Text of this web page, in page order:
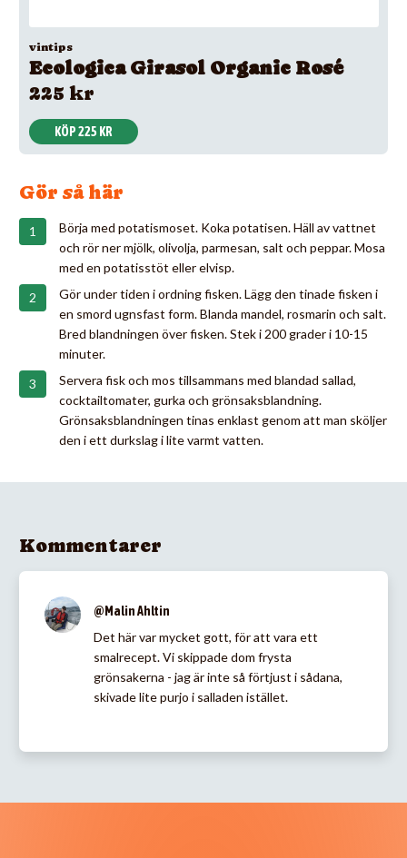
vintips
Ecologica Girasol Organic Rosé
225 kr
KÖP 225 KR
Gör så här
Börja med potatismoset. Koka potatisen. Häll av vattnet
och rör ner mjölk, olivolja, parmesan, salt och peppar. Mosa
med en potatisstöt eller elvisp.
Gör under tiden i ordning fisken. Lägg den tinade fisken i
en smord ugnsfast form. Blanda mandel, rosmarin och salt.
Bred blandningen över fisken. Stek i 200 grader i 10-15
minuter.
Servera fisk och mos tillsammans med blandad sallad,
cocktailtomater, gurka och grönsaksblandning.
Grönsaksblandningen tinas enklast genom att man sköljer
den i ett durkslag i lite varmt vatten.
Kommentarer
@Malin Ahltin
Det här var mycket gott, för att vara ett
smalrecept. Vi skippade dom frysta
grönsakerna - jag är inte så förtjust i sådana,
skivade lite purjo i salladen istället.